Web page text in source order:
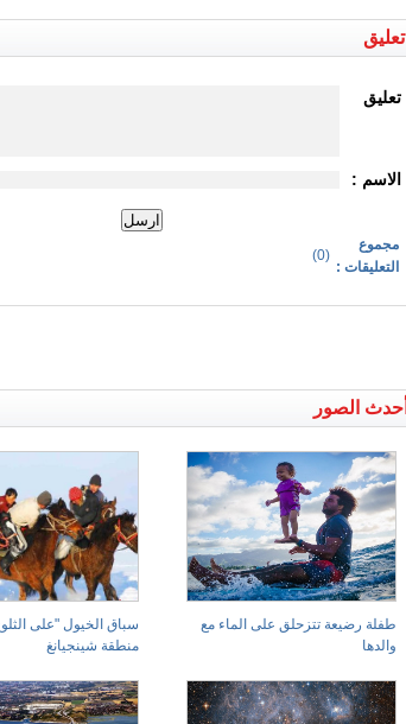
تعليق
تعليق
الاسم :
(
0
)
مجموع
التعليقات :
أحدث الصور
سباق الخيول "على
منطقة شينجيانغ
طفلة رضيعة تتزحلق على الماء مع
والدها